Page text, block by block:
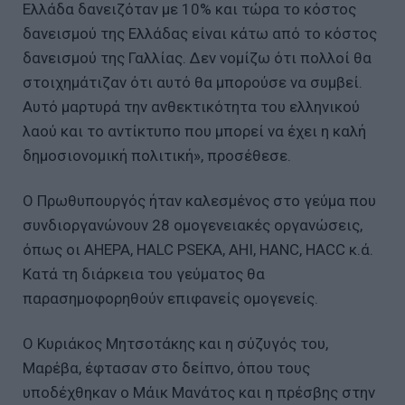
Ελλάδα δανειζόταν με 10% και τώρα το κόστος
δανεισμού της Ελλάδας είναι κάτω από το κόστος
δανεισμού της Γαλλίας. Δεν νομίζω ότι πολλοί θα
στοιχημάτιζαν ότι αυτό θα μπορούσε να συμβεί.
Αυτό μαρτυρά την ανθεκτικότητα του ελληνικού
λαού και το αντίκτυπο που μπορεί να έχει η καλή
δημοσιονομική πολιτική», προσέθεσε.
Ο Πρωθυπουργός ήταν καλεσμένος στο γεύμα που
συνδιοργανώνουν 28 ομογενειακές οργανώσεις,
όπως οι AHEPA, HALC PSEKA, AHI, HANC, HACC κ.ά.
Κατά τη διάρκεια του γεύματος θα
παρασημοφορηθούν επιφανείς ομογενείς.
Ο Κυριάκος Μητσοτάκης και η σύζυγός του,
Μαρέβα, έφτασαν στο δείπνο, όπου τους
υποδέχθηκαν ο Μάικ Μανάτος και η πρέσβης στην